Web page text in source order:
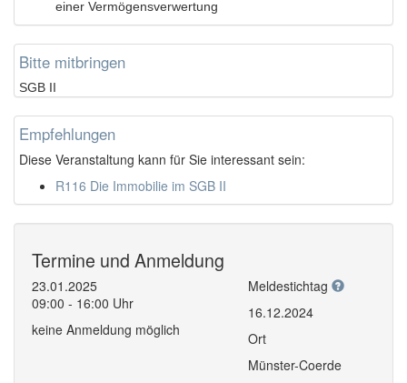
einer Vermögensverwertung
Bitte mitbringen
SGB II
Empfehlungen
Diese Veranstaltung kann für Sie interessant sein:
R116 Die Immobilie im SGB II
Termine und Anmeldung
23.01.2025
09:00 - 16:00 Uhr
keine Anmeldung möglich
Meldestichtag
16.12.2024
Ort
Münster-Coerde